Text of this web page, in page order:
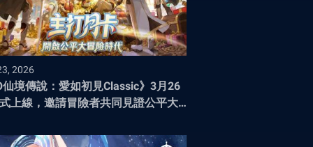
2026
仙境傳說：愛如初見Classic》3月26
上線，邀請冒險者共同見證公平大